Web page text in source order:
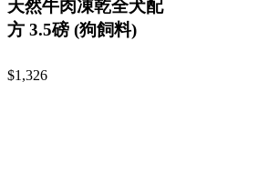
天然牛肉凍乾全犬配
方 3.5磅 (狗飼料)
$1,326